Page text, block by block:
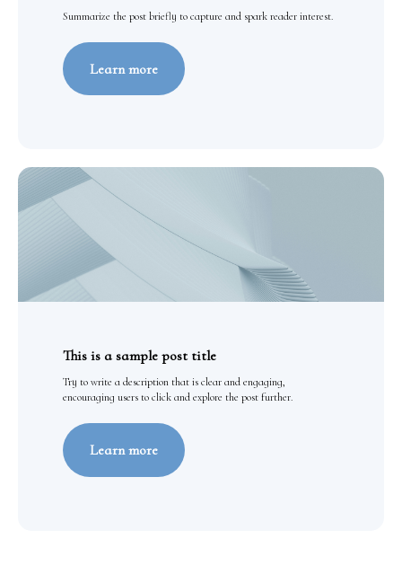
Summarize the post briefly to capture and spark reader interest.
Learn more
This is a sample post title
Try to write a description that is clear and engaging,
encouraging users to click and explore the post further.
Learn more